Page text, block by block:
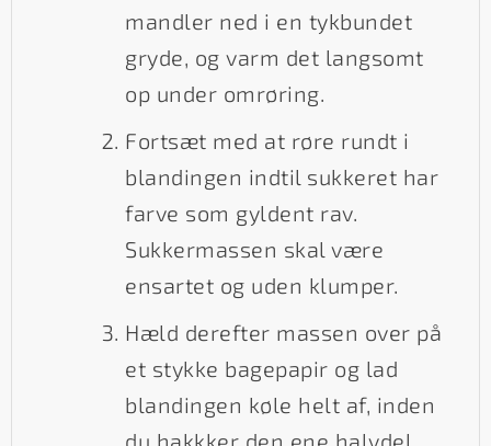
mandler ned i en tykbundet
gryde, og varm det langsomt
op under omrøring.
Fortsæt med at røre rundt i
blandingen indtil sukkeret har
farve som gyldent rav.
Sukkermassen skal være
ensartet og uden klumper.
Hæld derefter massen over på
et stykke bagepapir og lad
blandingen køle helt af, inden